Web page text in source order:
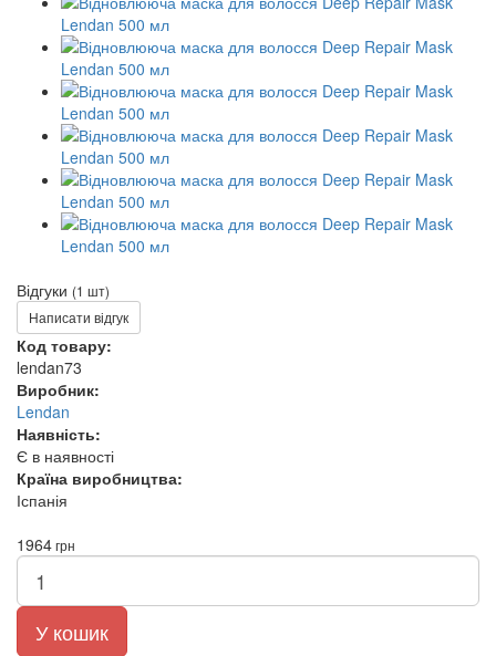
Відгуки (1 шт)
Написати відгук
Код товару:
lendan73
Виробник:
Lendan
Наявність:
Є в наявності
Країна виробництва:
Іспанія
1964грн
У кошик